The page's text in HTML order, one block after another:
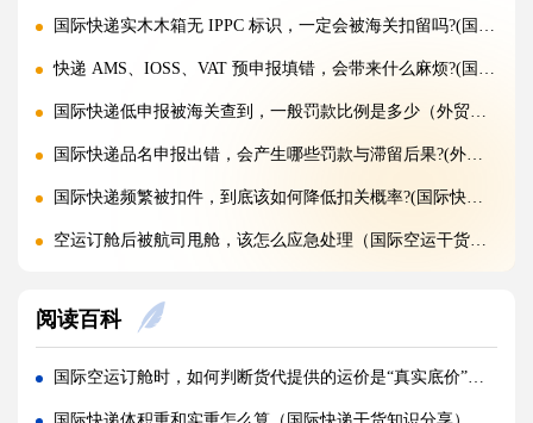
国际快递实木木箱无 IPPC 标识，一定会被海关扣留吗?(国际快递干货知识分享)
快递 AMS、IOSS、VAT 预申报填错，会带来什么麻烦?(国际快递干货知识分享)
国际快递低申报被海关查到，一般罚款比例是多少（外贸人请注意）
国际快递品名申报出错，会产生哪些罚款与滞留后果?(外贸人请注意)
国际快递频繁被扣件，到底该如何降低扣关概率?(国际快递干货知识分享)
空运订舱后被航司甩舱，该怎么应急处理（国际空运干货知识分享）
加急国际空运真的能提速，靠谱吗?(国际空运干货知识分享)
FBA 空运出现丢件破损，理赔流程怎么走（国际空运干货知识分享）
FBA 空运头程该怎么挑选靠谱物流货代（国际空运干货知识分享）
阅读百科
国际空运订舱时，如何判断货代提供的运价是“真实底价”还是“套路价”？